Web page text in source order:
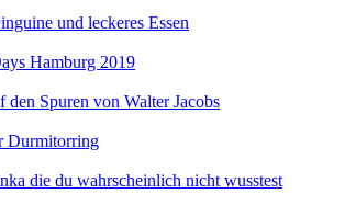
und leckeres Essen
Hamburg 2019
den Spuren von Walter Jacobs
Durmitorring
die du wahrscheinlich nicht wusstest